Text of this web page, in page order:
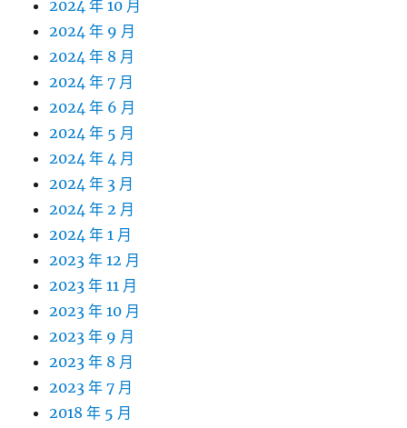
2024 年 10 月
2024 年 9 月
2024 年 8 月
2024 年 7 月
2024 年 6 月
2024 年 5 月
2024 年 4 月
2024 年 3 月
2024 年 2 月
2024 年 1 月
2023 年 12 月
2023 年 11 月
2023 年 10 月
2023 年 9 月
2023 年 8 月
2023 年 7 月
2018 年 5 月